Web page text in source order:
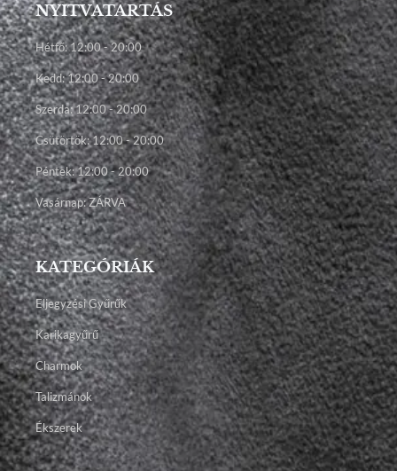
NYITVATARTÁS
Hétfő: 12:00 - 20:00
Kedd: 12:00 - 20:00
Szerda: 12:00 - 20:00
Csütörtök: 12:00 - 20:00
Péntek: 12:00 - 20:00
Vasárnap: ZÁRVA
KATEGÓRIÁK
Eljegyzési Gyűrűk
Karikagyűrű
Charmok
Talizmánok
Ékszerek